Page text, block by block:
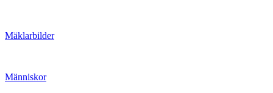
Mäklarbilder
Människor